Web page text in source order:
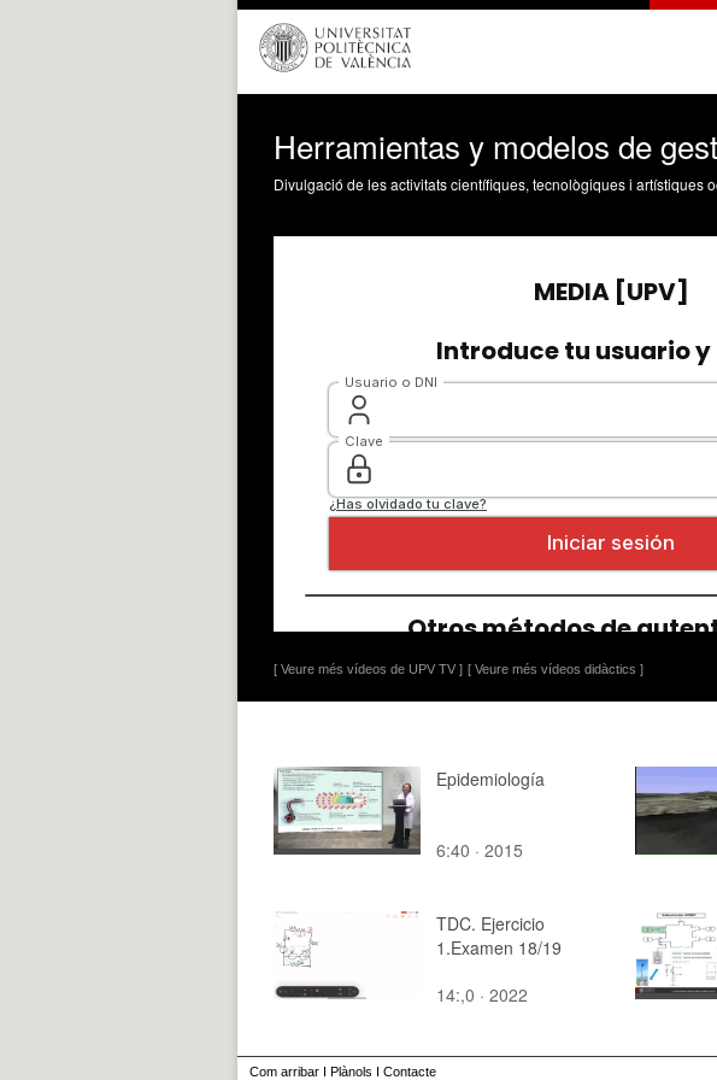
Herramientas y modelos de
Divulgació de les activitats científiques, tecnològiques i artístiques
[ Veure més vídeos de UPV TV ] [ Veure més vídeos didàctics ]
Epidemiología
6:40 · 2015
TDC. Ejercicio
1.Examen 18/19
14:,0 · 2022
Com arribar I Plànols I Contacte